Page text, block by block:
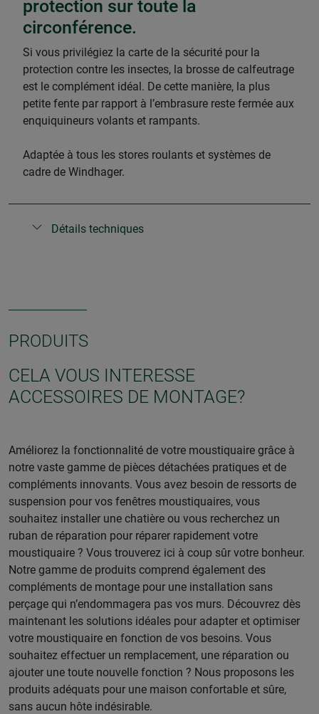
protection sur toute la
circonférence.
Si vous privilégiez la carte de la sécurité pour la
protection contre les insectes, la brosse de calfeutrage
est le complément idéal. De cette manière, la plus
petite fente par rapport à l’embrasure reste fermée aux
enquiquineurs volants et rampants.
Adaptée à tous les stores roulants et systèmes de
cadre de Windhager.
Détails techniques
PRODUITS
CELA VOUS INTERESSE
ACCESSOIRES DE MONTAGE?
Améliorez la fonctionnalité de votre moustiquaire grâce à
notre vaste gamme de pièces détachées pratiques et de
compléments innovants. Vous avez besoin de ressorts de
suspension pour vos fenêtres moustiquaires, vous
souhaitez installer une chatière ou vous recherchez un
ruban de réparation pour réparer rapidement votre
moustiquaire ? Vous trouverez ici à coup sûr votre bonheur.
Notre gamme de produits comprend également des
compléments de montage pour une installation sans
perçage qui n’endommagera pas vos murs. Découvrez dès
maintenant les solutions idéales pour adapter et optimiser
votre moustiquaire en fonction de vos besoins. Vous
souhaitez effectuer un remplacement, une réparation ou
ajouter une toute nouvelle fonction ? Nous proposons les
produits adéquats pour une maison confortable et sûre,
sans aucun hôte indésirable.